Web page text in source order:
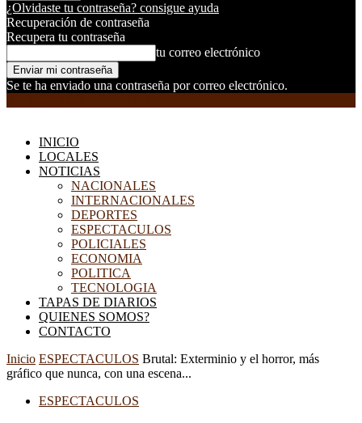
¿Olvidaste tu contraseña? consigue ayuda
Recuperación de contraseña
Recupera tu contraseña
tu correo electrónico
Se te ha enviado una contraseña por correo electrónico.
INICIO
LOCALES
NOTICIAS
NACIONALES
INTERNACIONALES
DEPORTES
ESPECTACULOS
POLICIALES
ECONOMIA
POLITICA
TECNOLOGIA
TAPAS DE DIARIOS
QUIENES SOMOS?
CONTACTO
Inicio ESPECTACULOS Brutal: Exterminio y el horror, más
gráfico que nunca, con una escena...
ESPECTACULOS